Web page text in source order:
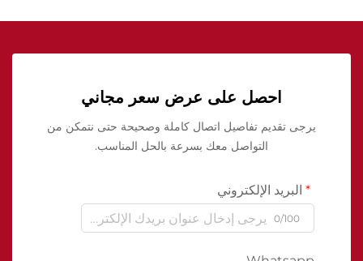
احصل على عرض سعر مجاني
يرجى تقديم تفاصيل اتصال كاملة وصحيحة حتى نتمكن من
التواصل معك بسرعة بالحل المناسب.
البريد الإلكتروني
0/100